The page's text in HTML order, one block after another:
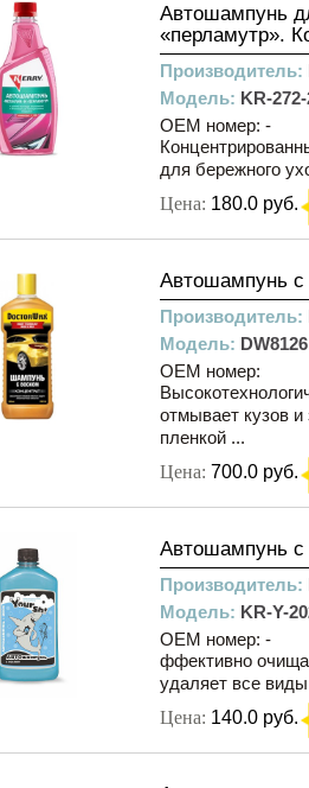
Автошампунь
«перламутр».
Производитель:
Модель: KR-
OEM номер: -
для бережного
Цена: 180.0 руб.
Автошампунь с
Производитель:
Модель: DW8126
OEM номер:
отмывает кузов
пленкой ...
Цена: 700.0 руб.
Автошампунь с
Производитель:
Модель: KR-Y-
OEM номер: -
ффективно
удаляет все
Цена: 140.0 руб.